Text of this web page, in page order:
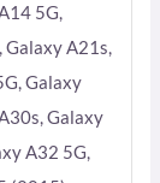
5G,
Galaxy A21s,
Galaxy
Galaxy
A32 5G,